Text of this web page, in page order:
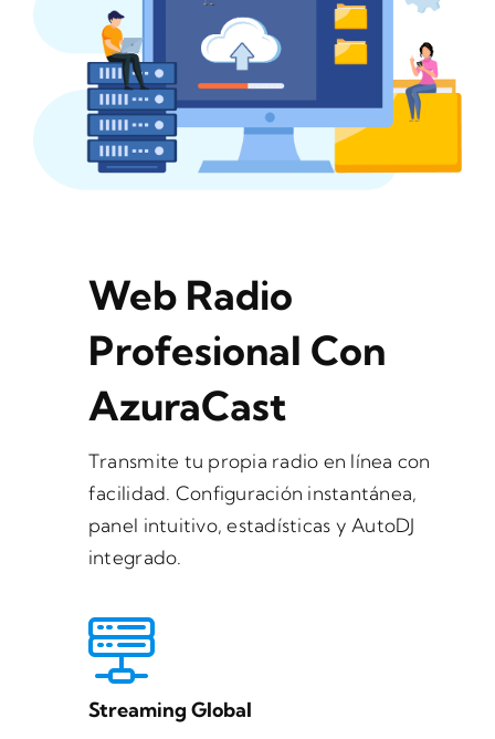
Web Radio
Profesional Con
AzuraCast
Transmite tu propia radio en línea con
facilidad. Configuración instantánea,
panel intuitivo, estadísticas y AutoDJ
integrado.
Streaming Global